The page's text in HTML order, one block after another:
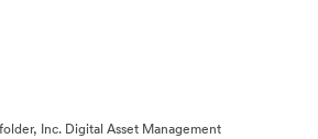
Inc. Digital Asset Management